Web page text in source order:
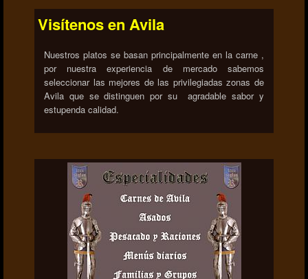
Visítenos en Avila
Nuestros platos se basan principalmente en la carne ,
por nuestra experiencia de mercado sabemos
seleccionar las mejores de las privilegiadas zonas de
Avila que se distinguen por su agradable sabor y
estupenda calidad.